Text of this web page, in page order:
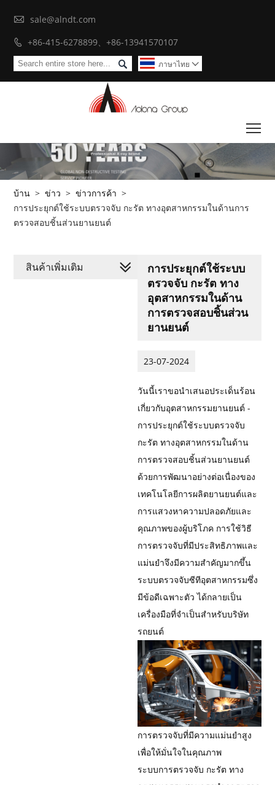
 sale@alndt.com
 +86-415-6278899、+86-13941570107
 ภาษาไทย 
บ้าน > ข่าว > ข่าวการค้า >
การประยุกต์ใช้ระบบตรวจจับ กะรัต ทางอุตสาหกรรมในด้านการ
ตรวจสอบชิ้นส่วนยานยนต์
การประยุกต์ใช้ระบบ
ตรวจจับ กะรัต ทาง
อุตสาหกรรมในด้าน
การตรวจสอบชิ้นส่วน
ยานยนต์
23-07-2024
วันนี้เราขอนำเสนอประเด็นร้อน
เกี่ยวกับอุตสาหกรรมยานยนต์ -
การประยุกต์ใช้ระบบตรวจจับ
กะรัต ทางอุตสาหกรรมในด้าน
การตรวจสอบชิ้นส่วนยานยนต์
ด้วยการพัฒนาอย่างต่อเนื่องของ
เทคโนโลยีการผลิตยานยนต์และ
การแสวงหาความปลอดภัยและ
คุณภาพของผู้บริโภค การใช้วิธี
การตรวจจับที่มีประสิทธิภาพและ
แม่นยำจึงมีความสำคัญมากขึ้น
ระบบตรวจจับซีทีอุตสาหกรรมซึ่ง
มีข้อดีเฉพาะตัว ได้กลายเป็น
เครื่องมือที่จำเป็นสำหรับบริษัท
รถยนต์
การตรวจจับที่มีความแม่นยำสูง
เพื่อให้มั่นใจในคุณภาพ
ระบบการตรวจจับ กะรัต ทาง
สินค้าเพิ่มเติม